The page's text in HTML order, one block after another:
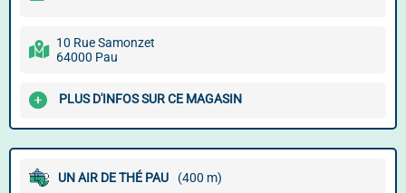
10 Rue Samonzet
64000 Pau
PLUS D'INFOS SUR CE MAGASIN
UN AIR DE THÉ PAU (400 m)